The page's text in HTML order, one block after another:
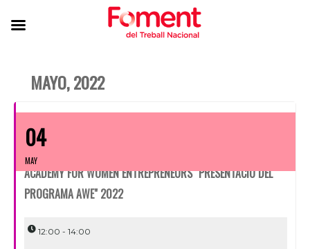
MAYO, 2022
04
MAY
ACADEMY FOR WOMEN ENTREPRENEURS "PRESENTACIÓ DEL
PROGRAMA AWE" 2022
12:00 - 14:00